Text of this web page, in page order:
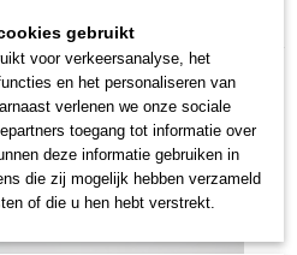
Ringen 14k HRG0925
gebruikt
voor verkeersanalyse, het
en het personaliseren van
verlenen we onze sociale
toegang tot informatie over
deze informatie gebruiken in
die zij mogelijk hebben verzameld
of die u hen hebt verstrekt.